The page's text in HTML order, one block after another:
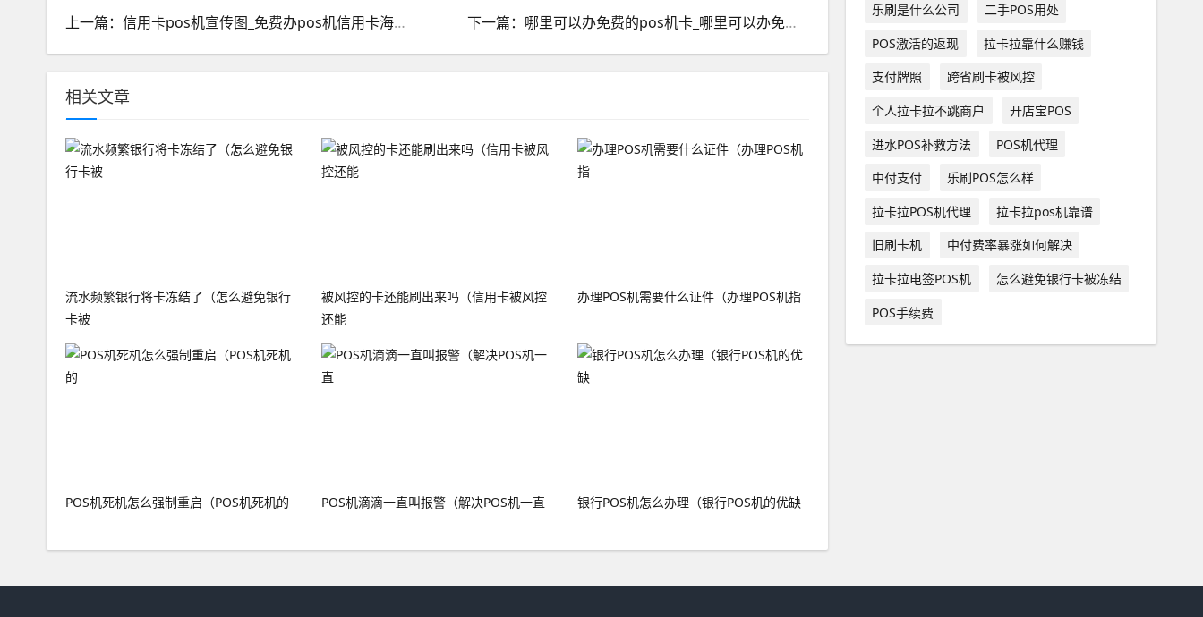
上一篇：信用卡pos机宣传图_免费办pos机信用卡海报 下一篇：哪里可以办免费的pos机卡_哪里可以办免费的pos机
相关文章
流水频繁银行将卡冻结了（怎么避免银行
卡被
被风控的卡还能刷出来吗（信用卡被风控
还能
办理POS机需要什么证件（办理POS机指
POS机死机怎么强制重启（POS机死机的 POS机滴滴一直叫报警（解决POS机一直 银行POS机怎么办理（银行POS机的优缺
乐刷是什么公司
二手POS用处
POS激活的返现
拉卡拉靠什么赚钱
支付牌照
跨省刷卡被风控
个人拉卡拉不跳商户
开店宝POS
进水POS补救方法
POS机代理
中付支付
乐刷POS怎么样
拉卡拉POS机代理
拉卡拉pos机靠谱
旧刷卡机
中付费率暴涨如何解决
拉卡拉电签POS机
怎么避免银行卡被冻结
POS手续费